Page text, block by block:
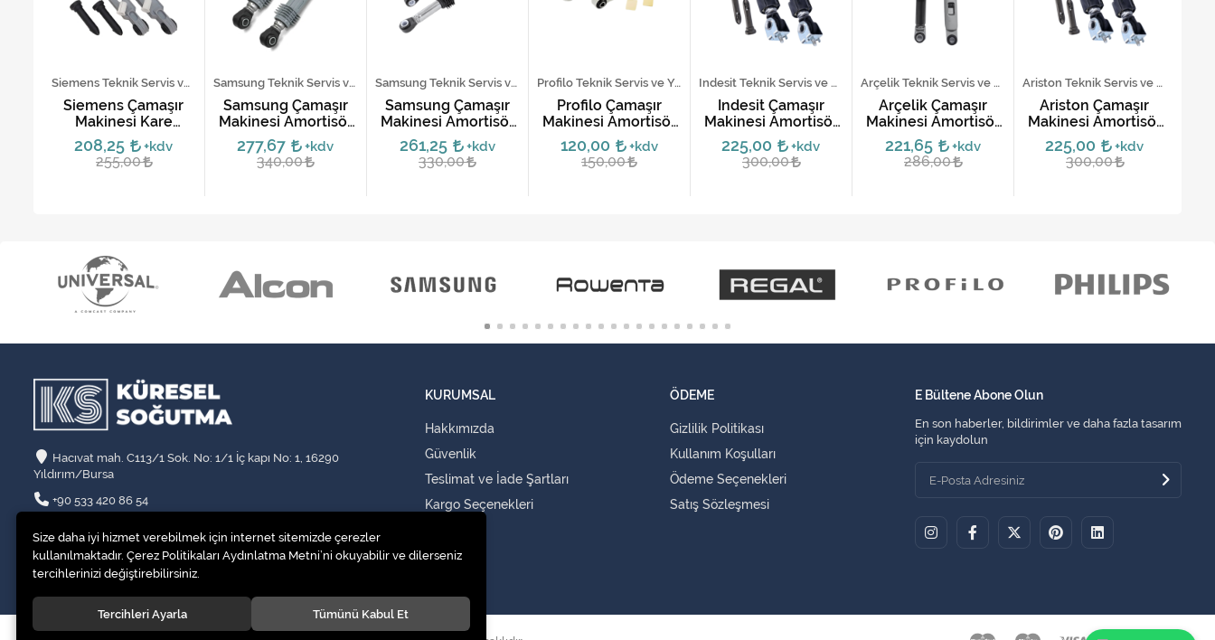
Siemens Teknik Servis ve Yedek Parça Hizmetleri
Siemens Çamaşır
Makinesi Kare
Amortisör Takımı
(2'li Set)
208,25 +kdv
255,00
Samsung Teknik Servis ve Yedek Parça Hizmetleri
Samsung Çamaşır
Makinesi Amortisör
Takımı 80N DC66-
00343D (2'li Set)
277,67 +kdv
340,00
Samsung Teknik Servis ve Yedek Parça Hizmetleri
Samsung Çamaşır
Makinesi Amortisör
Takımı 100N DC66-
00343G
261,25 +kdv
330,00
Profilo Teknik Servis ve Yedek Parça Hizmetleri
Profilo Çamaşır
Makinesi Amortisör
Tamir Takımı Seti
120,00 +kdv
150,00
Indesit Teknik Servis ve Yedek Parça Hizmetleri
İndesit Çamaşır
Makinesi Amortisör
Takımı
225,00 +kdv
300,00
Arçelik Teknik Servis ve Yedek Parça Hizmetleri
Arçelik Çamaşır
Makinesi Amortisör
Takımı - Orijinal
221,65 +kdv
286,00
Ariston Teknik Servis ve Yedek Parça Hizmetleri
Ariston Çamaşır
Makinesi Amortisör
Takımı
225,00 +kdv
300,00
Hacıvat mah. C113/1 Sok. No: 1/1 İç kapı No: 1, 16290
Yıldırım/Bursa
+90 533 420 86 54
E Bültene Abone Olun
En son haberler, bildirimler ve daha fazla tasarım
için kaydolun
KURUMSAL
Hakkımızda
Güvenlik
Teslimat ve İade Şartları
Kargo Seçenekleri
ÖDEME
Gizlilik Politikası
Kullanım Koşulları
Ödeme Seçenekleri
Satış Sözleşmesi
İletişim
Size daha iyi hizmet verebilmek için internet sitemizde çerezler
kullanılmaktadır. Çerez Politikaları Aydınlatma Metni’ni okuyabilir ve dilerseniz
tercihlerinizi değiştirebilirsiniz.
Tercihleri Ayarla Tümünü Kabul Et